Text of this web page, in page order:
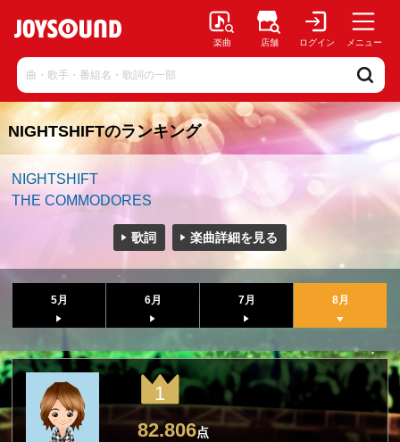
楽曲 店舗 ログイン メニュー
NIGHTSHIFTのランキング
NIGHTSHIFT
THE COMMODORES
歌詞 楽曲詳細を見る
5月 6月 7月 8月
1
82.806点